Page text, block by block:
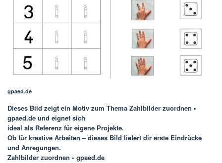
gpaed.de
Dieses Bild zeigt ein Motiv zum Thema Zahlbilder zuordnen •
gpaed.de und eignet sich
ideal als Referenz für eigene Projekte.
Ob für kreative Arbeiten – dieses Bild liefert dir erste Eindrücke
und Anregungen.
Zahlbilder zuordnen • gpaed.de